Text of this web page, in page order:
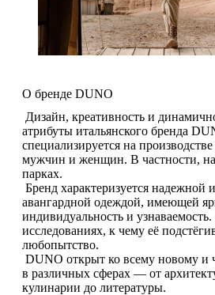
О бренде DUNO
Дизайн, креативность и
атрибуты итальянского бренда
специализируется на
мужчин и женщин. В частности, на
парках.
Бренд характеризуется надежной
авангардной одеждой, имеющей
индивидуальность и
исследованиях, к чему её
любопытство.
DUNO открыт ко всему новому и
в различных сферах — от
кулинарии до литературы.